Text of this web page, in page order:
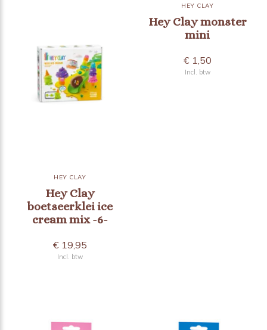
HEY CLAY
Hey Clay
boetseerklei ice
cream mix -6-
€ 19,95
Incl. btw
HEY CLAY
Hey Clay monster
mini
€ 1,50
Incl. btw